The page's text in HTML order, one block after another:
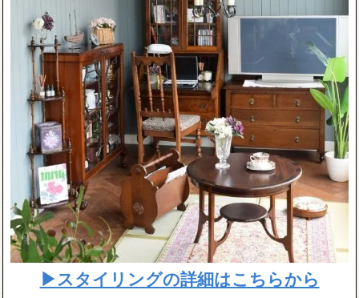
▶スタイリングの詳細はこちらから